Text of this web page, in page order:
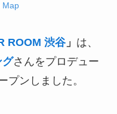
Map
ROOM 渋谷」 は、
グさんをプロデュー
プンしました。